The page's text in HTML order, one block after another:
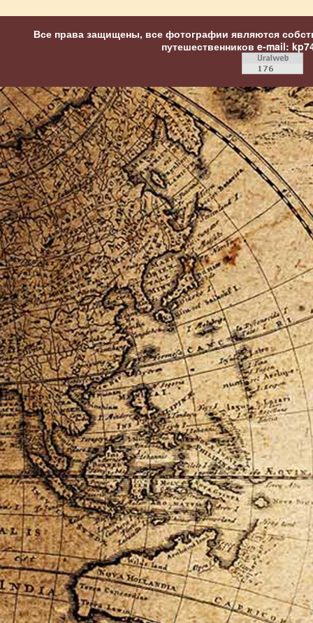
Все права защищены, все фотографии являются
путешественников e-mail: